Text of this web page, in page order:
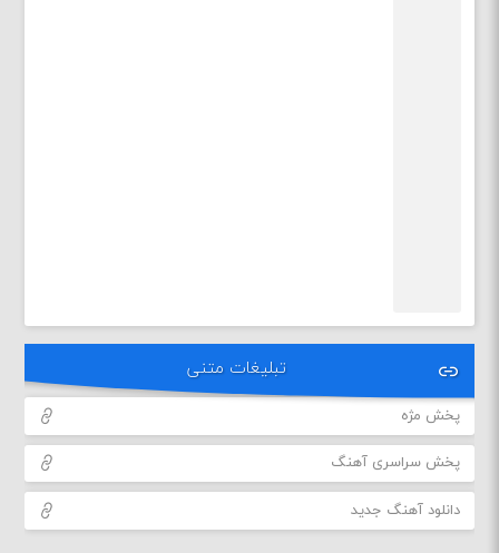
تبلیغات متنی
پخش مژه
پخش سراسری آهنگ
دانلود آهنگ جدید